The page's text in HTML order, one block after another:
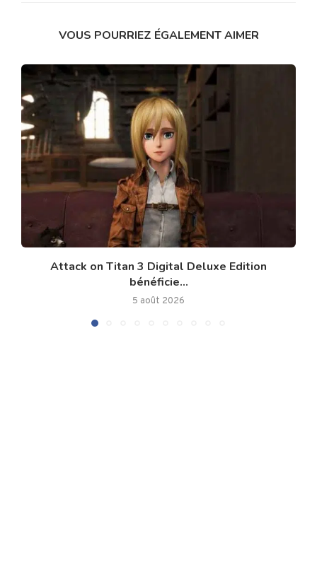
VOUS POURRIEZ ÉGALEMENT AIMER
Attack on Titan 3 Digital Deluxe Edition
bénéficie...
5 août 2026